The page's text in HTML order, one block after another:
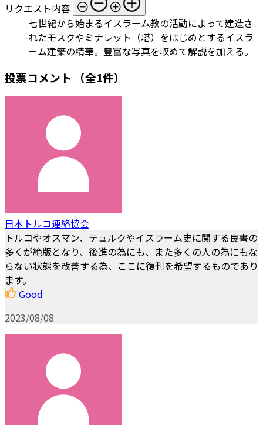
リクエスト内容
七世紀から始まるイスラーム教の活動によって建造さ
れたモスクやミナレット（塔）をはじめとするイスラ
ーム建築の精華。豊富な写真を収めて解説を加える。
投票コメント （全1件）
日本トルコ連絡協会
トルコやオスマン、テュルクやイスラーム史に関する良書の
多くが絶版となり、後進の為にも、また多くの人の為にもな
らない状態を改善する為、ここに復刊を希望するものであり
ます。
Good
2023/08/08